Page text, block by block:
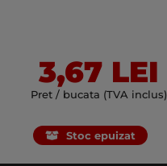
3,67 LEI
Pret / bucata (TVA inclus)
Stoc epuizat